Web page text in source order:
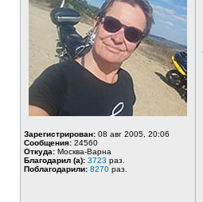
Зарегистрирован: 08 авг 2005, 20:06
Сообщения: 24560
Откуда: Москва-Варна
Благодарил (а): 3723 раз.
Поблагодарили: 8270 раз.